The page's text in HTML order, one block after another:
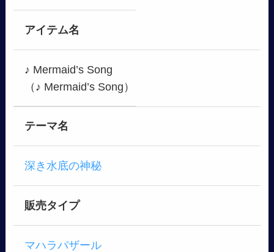
アイテム名
♪ Mermaid’s Song
（♪ Mermaid’s Song）
テーマ名
深き水底の神秘
販売タイプ
マハラバザール